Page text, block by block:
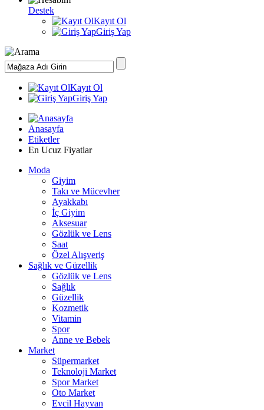
Destek
Kayıt Ol
Giriş Yap
Kayıt Ol
Giriş Yap
Anasayfa
Etiketler
En Ucuz Fiyatlar
Moda
Giyim
Takı ve Mücevher
Ayakkabı
İç Giyim
Aksesuar
Gözlük ve Lens
Saat
Özel Alışveriş
Sağlık ve Güzellik
Gözlük ve Lens
Sağlık
Güzellik
Kozmetik
Vitamin
Spor
Anne ve Bebek
Market
Süpermarket
Teknoloji Market
Spor Market
Oto Market
Evcil Hayvan